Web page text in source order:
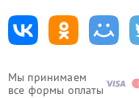
Мы принимаем
все формы оплаты